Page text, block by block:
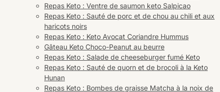
Repas Keto : Ventre de saumon keto Salpicao
Repas Keto : Sauté de porc et de chou au chili et aux
haricots noirs
Repas Keto : Keto Avocat Coriandre Hummus
Gâteau Keto Choco-Peanut au beurre
Repas Keto : Salade de cheeseburger fumé Keto
Repas Keto : Sauté de quorn et de brocoli à la Keto
Hunan
Repas Keto : Bombes de graisse Matcha à la noix de